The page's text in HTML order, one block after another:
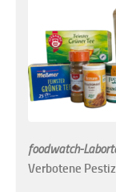
foodwatch-
Verbotene